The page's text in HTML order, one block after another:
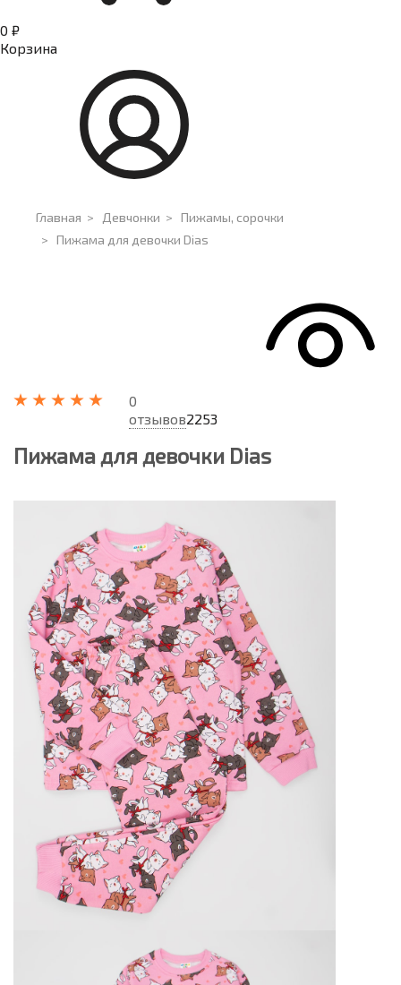
0 ₽
Корзина
Главная > Девчонки > Пижамы, сорочки
> Пижама для девочки Dias
0
отзывов2253
Пижама для девочки Dias